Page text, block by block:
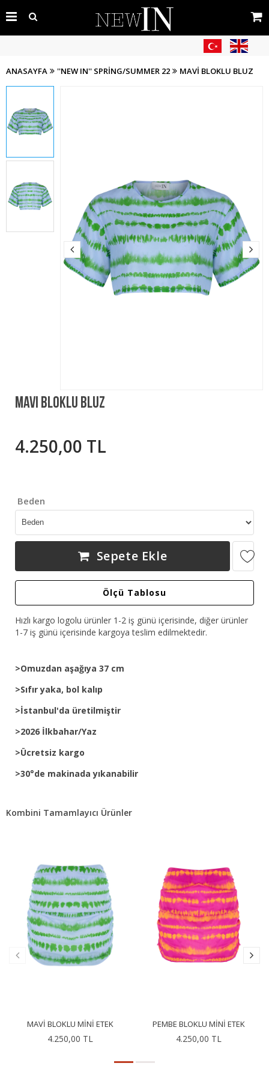
ANASAYFA ''NEW IN'' SPRING/SUMMER 22 MAVI BLOKLU BLUZ
Mavi Bloklu Bluz
4.250,00 TL
Beden
Sepete Ekle
Ölçü Tablosu
Hızlı kargo logolu ürünler 1-2 iş günü içerisinde, diğer ürünler
1-7 iş günü içerisinde kargoya teslim edilmektedir.
>Omuzdan aşağıya 37 cm
>Sıfır yaka, bol kalıp
>İstanbul'da üretilmiştir
>2026 İlkbahar/Yaz
>Ücretsiz kargo
>30°de makinada yıkanabilir
Kombini Tamamlayıcı Ürünler
MAVI BLOKLU MINI ETEK
4.250,00 TL
PEMBE BLOKLU MINI ETEK
4.250,00 TL